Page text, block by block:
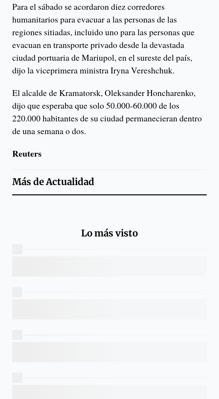
Para el sábado se acordaron diez corredores
humanitarios para evacuar a las personas de las
regiones sitiadas, incluido uno para las personas que
evacuan en transporte privado desde la devastada
ciudad portuaria de Mariupol, en el sureste del país,
dijo la viceprimera ministra Iryna Vereshchuk.
El alcalde de Kramatorsk, Oleksander Honcharenko,
dijo que esperaba que solo 50.000-60.000 de los
220.000 habitantes de su ciudad permanecieran dentro
de una semana o dos.
Reuters
Más deActualidad
Lo más visto